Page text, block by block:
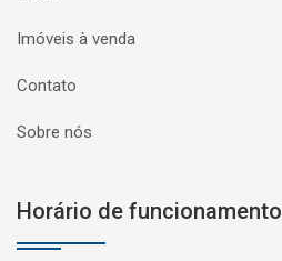
Imóveis à venda
Contato
Sobre nós
Horário de funcionamento